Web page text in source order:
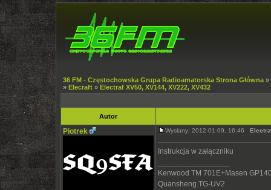
36 FM - Częstochowska Grupa Radioamatorska Strona Główna »
» Elecraft » Electraf XV50, XV144, XV222, XV432
Autor
Piotrek Wysłany: 2012-01-09, 16:46
Instrukcja w załączniku
Kenwood TM 701E+Masen
Quansheng TG-UV2